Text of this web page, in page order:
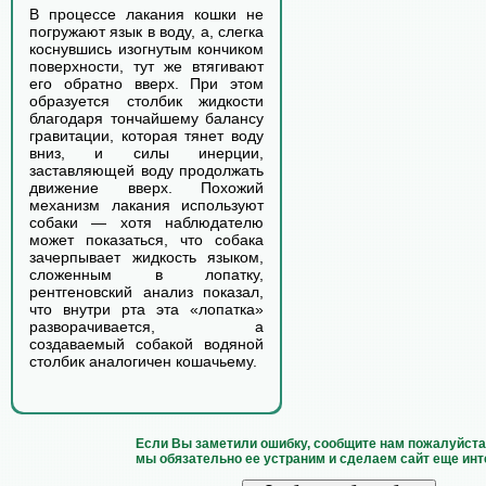
В процессе лакания кошки не
погружают язык в воду, а, слегка
коснувшись изогнутым кончиком
поверхности, тут же втягивают
его обратно вверх. При этом
образуется столбик жидкости
благодаря тончайшему балансу
гравитации, которая тянет воду
вниз, и силы инерции,
заставляющей воду продолжать
движение вверх. Похожий
механизм лакания используют
собаки — хотя наблюдателю
может показаться, что собака
зачерпывает жидкость языком,
сложенным в лопатку,
рентгеновский анализ показал,
что внутри рта эта «лопатка»
разворачивается, а
создаваемый собакой водяной
столбик аналогичен кошачьему.
Если Вы заметили ошибку, сообщите нам
мы обязательно ее устраним и сделаем сайт еще